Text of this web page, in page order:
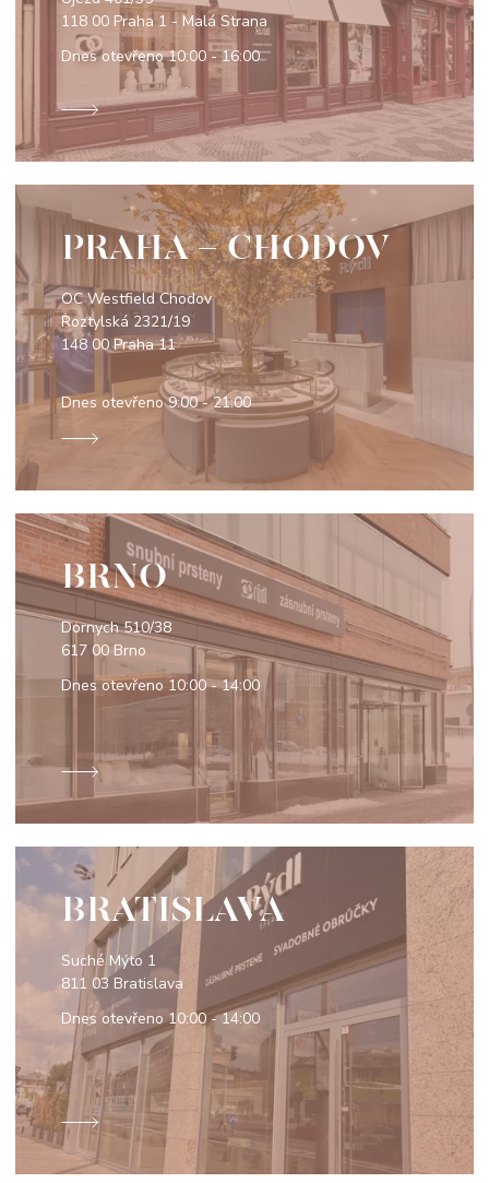
118 00 Praha 1 - Malá Strana
Dnes otevřeno10:00 - 16:00
PRAHA - CHODOV
OC Westfield Chodov
Roztylská 2321/19
148 00 Praha 11
Dnes otevřeno9:00 - 21:00
BRNO
Dornych 510/38
617 00 Brno
Dnes otevřeno10:00 - 14:00
BRATISLAVA
Suché Mýto 1
811 03 Bratislava
Dnes otevřeno10:00 - 14:00